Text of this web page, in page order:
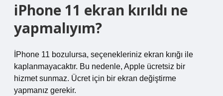
iPhone 11 ekran kırıldı ne
yapmalıyım?
İPhone 11 bozulursa, seçenekleriniz ekran kırığı ile
kaplanmayacaktır. Bu nedenle, Apple ücretsiz bir
hizmet sunmaz. Ücret için bir ekran değiştirme
yapmanız gerekir.